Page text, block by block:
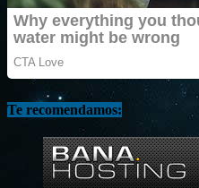
Te recomendamos: